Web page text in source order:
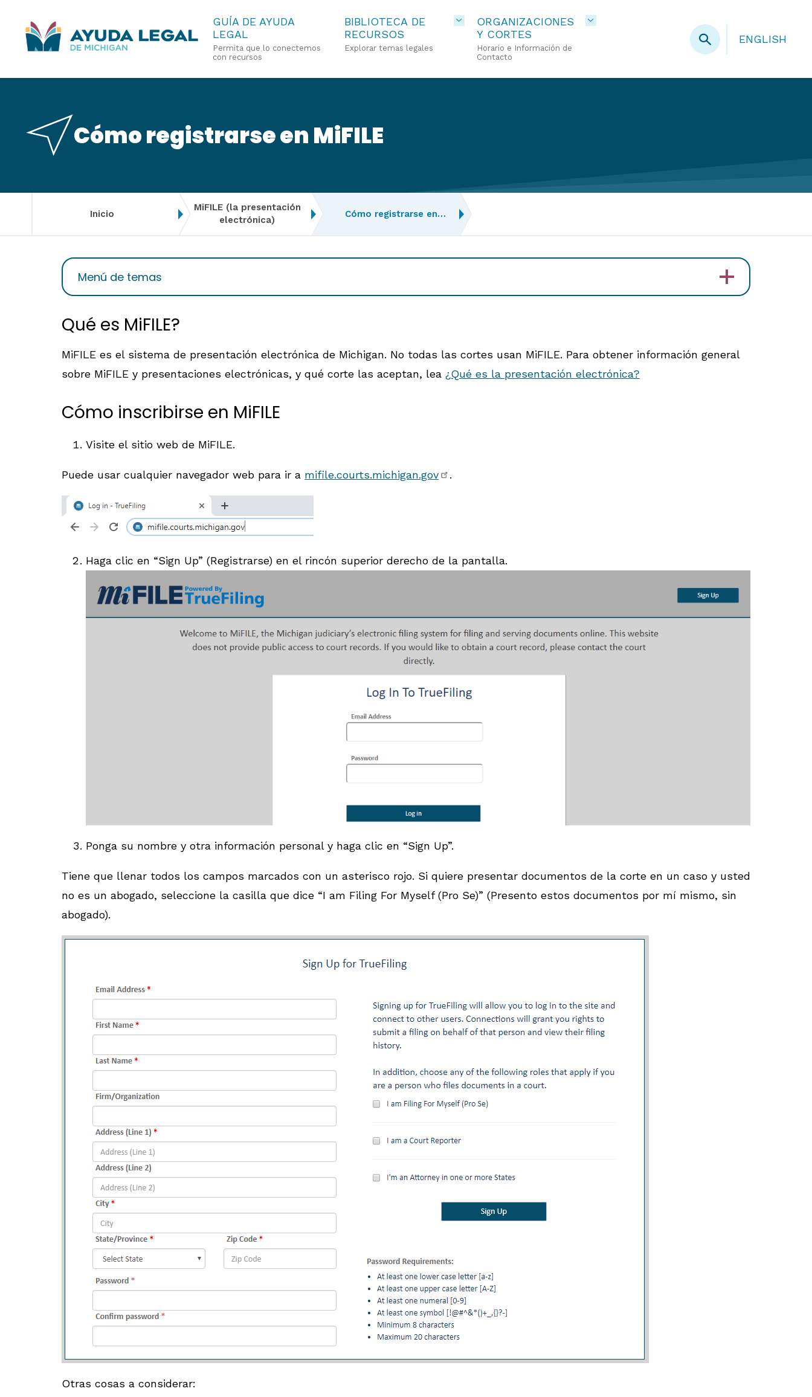
al
contenido
GUÍA DE AYUDA
LEGAL
Permita que lo conectemos
con recursos
BIBLIOTECA DE
RECURSOS
Explorar temas legales
ORGANIZACIONES
Y CORTES
Horario e Información de
Contacto
ENGLISH
Cómo registrarse en MiFILE
Inicio
MiFILE (la presentación
electrónica)
Cómo registrarse en…
Menú de temas
Qué es MiFILE?
MiFILE es el sistema de presentación electrónica de Michigan. No todas las cortes usan MiFILE. Para obtener información general
sobre MiFILE y presentaciones electrónicas, y qué corte las aceptan, lea ¿Qué es la presentación electrónica?
Cómo inscribirse en MiFILE
Visite el sitio web de MiFILE.
Puede usar cualquier navegador web para ir a mifile.courts.michigan.gov .
Haga clic en “Sign Up” (Registrarse) en el rincón superior derecho de la pantalla.
Ponga su nombre y otra información personal y haga clic en “Sign Up”.
Tiene que llenar todos los campos marcados con un asterisco rojo. Si quiere presentar documentos de la corte en un caso y usted
no es un abogado, seleccione la casilla que dice “I am Filing For Myself (Pro Se)” (Presento estos documentos por mí mismo, sin
abogado).
Otras cosas a considerar: